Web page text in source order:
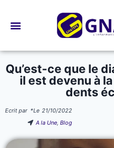
Qu’est-ce que le
il est devenu à
dents
Ecrit par *Le 21/10/2022
A la Une,Blog